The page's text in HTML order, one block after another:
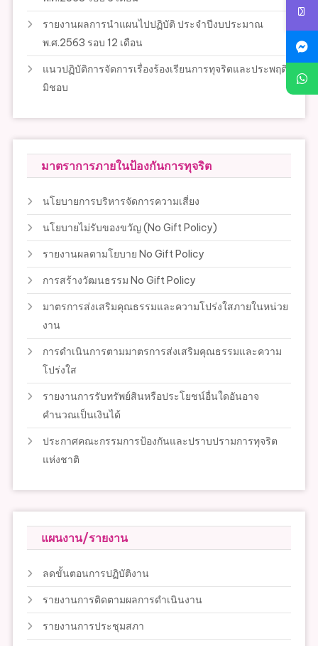
รายงานผลการนำแผนไปปฏิบัติ ประจำปีงบประมาณ
พ.ศ.2563 รอบ 12 เดือน
แนวปฏิบัติการจัดการเรื่องร้องเรียนการทุจริตและประพฤติ
มิชอบ
มาตราการภายในป้องกันการทุจริต
นโยบายการบริหารจัดการความเสี่ยง
นโยบายไม่รับของขวัญ (No Gift Policy)
รายงานผลตามโยบาย No Gift Policy
การสร้างวัฒนธรรม No Gift Policy
มาตรการส่งเสริมคุณธรรมและความโปร่งใสภายในหน่วย
งาน
การดำเนินการตามมาตรการส่งเสริมคุณธรรมและความ
โปร่งใส
รายงานการรับทรัพย์สินหรือประโยชน์อื่นใดอันอาจ
คำนวณเป็นเงินได้
ประกาศคณะกรรมการป้องกันและปราบปรามการทุจริต
แห่งชาติ
แผนงาน/รายงาน
ลดขั้นตอนการปฏิบัติงาน
รายงานการติดตามผลการดำเนินงาน
รายงานการประชุมสภา